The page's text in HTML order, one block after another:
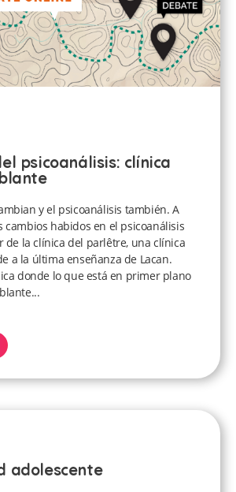
psicoanálisis: clínica
y el psicoanálisis también. A
cambios habidos en el psicoanálisis
de la clínica del parlêtre, una clínica
a la última enseñanza de Lacan.
donde lo que está en primer plano
adolescente